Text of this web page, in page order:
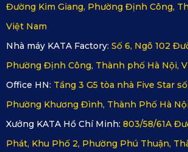
KATA cung cấp 5 màu sắc thảm cho
4. Chính Sách Bảo Hành Và
Khách Hàng
Bảo hành 18 tháng: KATA cam kết chất
sách bảo hành dài hạn, mang lại sự
Đường Kim Giang, Phường Định Công,
Việt Nam
Nhà máy KATA Factory: Số 6, Ngõ 102
Phường Định Công, Thành phố Hà Nội,
Office HN: Tầng 3 G5 tòa nhà Five Star
Phường Khương Đình, Thành Phố Hà
Xưởng KATA Hồ Chí Minh: 803/58/61A
Phát, Khu Phố 2, Phường Phú Thuận,